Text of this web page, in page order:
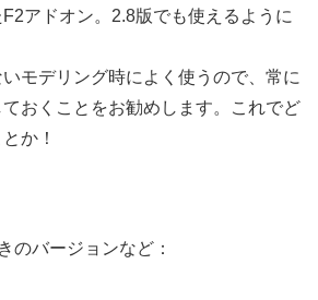
アドオン。2.8版でも使えるように
モデリング時によく使うので、常に
おくことをお勧めします。これでど
か！
のバージョンなど：